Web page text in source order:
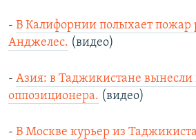
- В Калифорнии полыхает пожар
Анджелес. (видео)
- Азия: в Таджикистане вынесли
оппозиционера. (видео)
- В Москве курьер из